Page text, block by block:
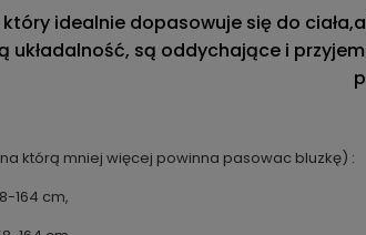
idealnie dopasowuje się do
są oddychające i
którą mniej więcej powinna pasowac bluzkę) :
164 cm,